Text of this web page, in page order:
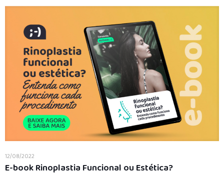
12/08/2022
E-book Rinoplastia Funcional ou Estética?